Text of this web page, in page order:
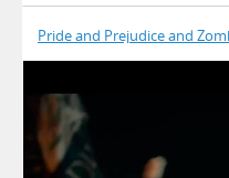
Pride and Prejudice and